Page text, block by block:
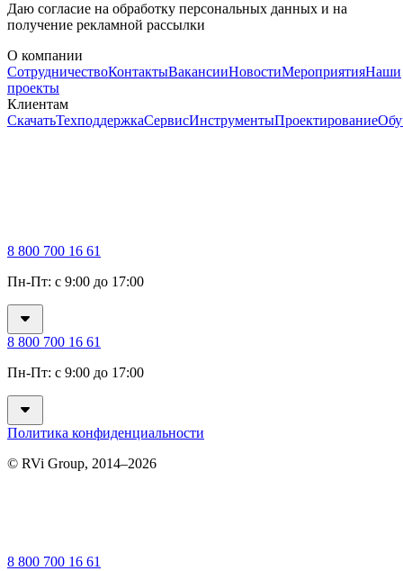
Даю согласие на обработку персональных данных и на
получение рекламной рассылки
О компании
СотрудничествоКонтактыВакансииНовостиМероприятияНаши
проекты
Клиентам
СкачатьТехподдержкаСервисИнструментыПроектирование
8 800 700 16 61
Пн-Пт: с 9:00 до 17:00
8 800 700 16 61
Пн-Пт: с 9:00 до 17:00
Политика конфиденциальности
© RVi Group, 2014–2026
8 800 700 16 61